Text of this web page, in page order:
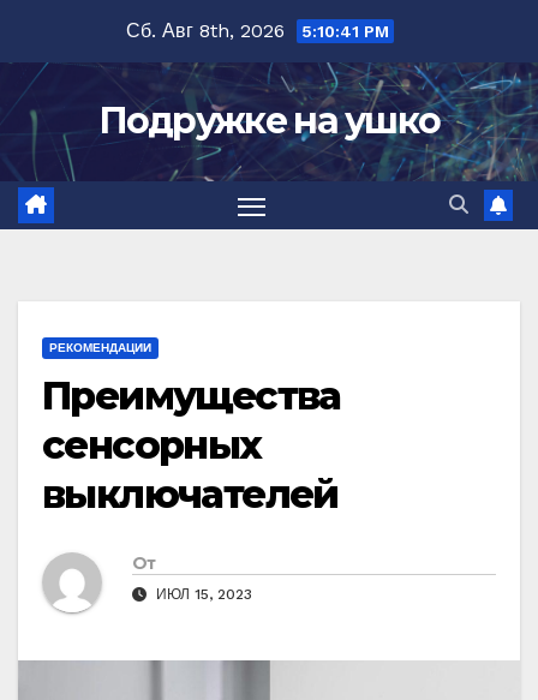
содержимому
Сб. Авг 8th, 2026 5:10:42 PM
Подружке на ушко
РЕКОМЕНДАЦИИ
Преимущества
сенсорных
выключателей
От
ИЮЛ 15, 2023